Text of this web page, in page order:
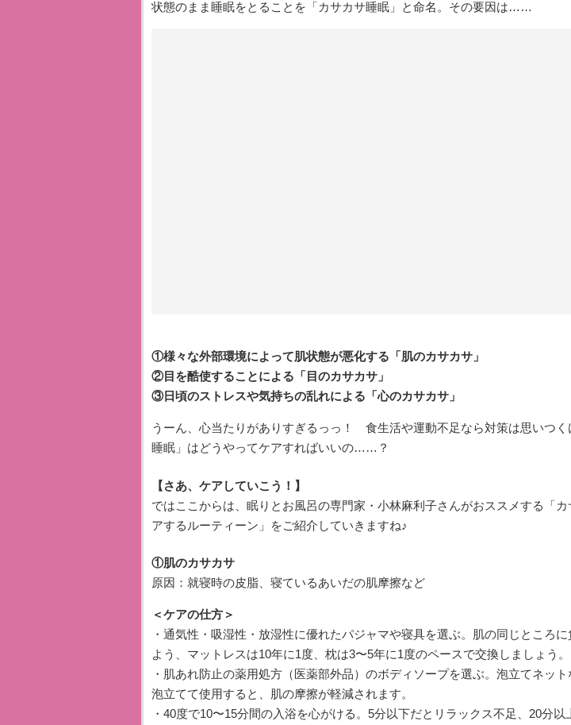
状態のまま睡眠をとることを「カサカサ睡眠」と命名。その要因は……
①様々な外部環境によって肌状態が悪化する「肌のカサカサ」
②目を酷使することによる「目のカサカサ」
③日頃のストレスや気持ちの乱れによる「心のカサカサ」
うーん、心当たりがありすぎるっっ！ 食生活や運動不足なら対策は思いつく
睡眠」はどうやってケアすればいいの……？
【さあ、ケアしていこう！】
ではここからは、眠りとお風呂の専門家・小林麻利子さんがおススメする「
アするルーティーン」をご紹介していきますね♪
①肌のカサカサ
原因：就寝時の皮脂、寝ているあいだの肌摩擦など
＜ケアの仕方＞
・通気性・吸湿性・放湿性に優れたパジャマや寝具を選ぶ。肌の同じところ
よう、マットレスは10年に1度、枕は3〜5年に1度のペースで交換しましょう。
・肌あれ防止の薬用処方（医薬部外品）のボディソープを選ぶ。泡立てネット
泡立てて使用すると、肌の摩擦が軽減されます。
・40度で10〜15分間の入浴を心がける。5分以下だとリラックス不足、20分以